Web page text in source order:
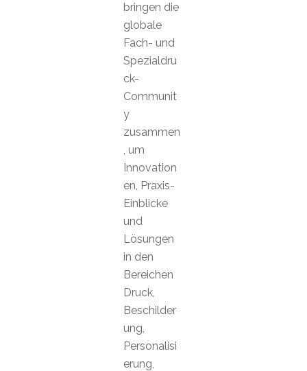
bringen die
globale
Fach- und
Spezialdru
ck-
Communit
y
zusammen
, um
Innovation
en, Praxis-
Einblicke
und
Lösungen
in den
Bereichen
Druck,
Beschilder
ung,
Personalisi
erung,